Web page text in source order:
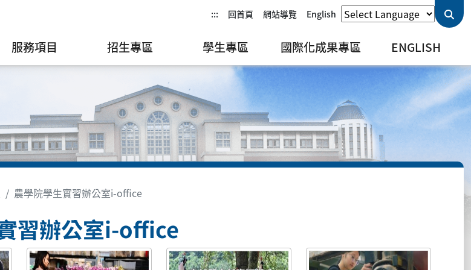
::: 回首頁 網站導覽 English
服務項目 招生專區 學生專區 國際化成果專區 ENGLISH
農學院學生實習辦公室i-office
習辦公室i-office